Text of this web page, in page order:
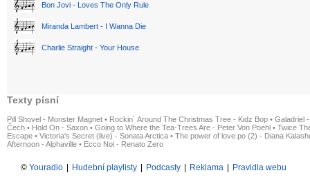
Bon Jovi - Loves The Only Rule
Miranda Lambert - I Wanna Die
Charlie Straight - Your House
Texty písní
Pill Shovel - Monster Magnet • Rockin´ Around The Christmas Tree - Kidz Bop • Galadriel
Čech • Hold On - Saxon • Going to Where the Tea-Trees Are - Peter Von Poehl • Twice
Escape • Victoria's Secret (live) - Sonata Arctica • The power of love po (2) - Diana
Afternoon - Alphaville • Ecco Noi - Renato Zero
© Youradio Hudební playlisty Podcasty Reklama Pravidla webu